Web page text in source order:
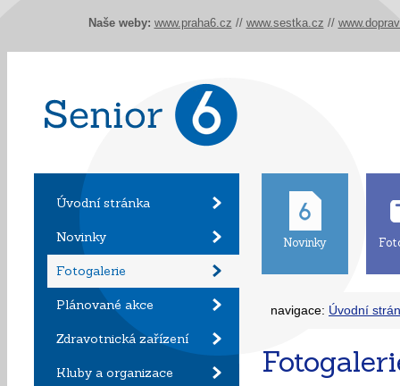
Úvodní stránka
Novinky
Fotogalerie
Plánované akce
Zdravotnická zařízení
Kluby a organizace
Novinky
navigace: Úvodní
Naše weby: www.praha6.cz // www.sestka.cz //